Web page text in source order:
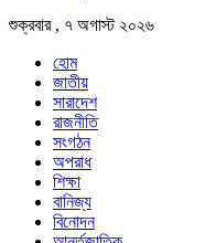
শুক্রবার , ৭ অগাস্ট ২০২৬
হোম
জাতীয়
সারাদেশ
রাজনীতি
সংগঠন
অপরাধ
শিক্ষা
বানিজ্য
বিনোদন